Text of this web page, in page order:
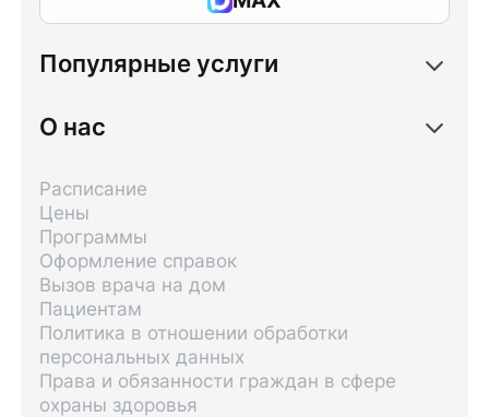
Популярные услуги
О нас
Расписание
Цены
Программы
Оформление справок
Вызов врача на дом
Пациентам
Политика в отношении обработки
персональных данных
Права и обязанности граждан в сфере
охраны здоровья